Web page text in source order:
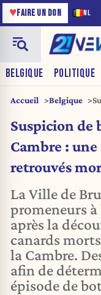
NL
♥FAIRE UN DON
BELGIQUE POLITIQUE
Accueil Belgique
Suspicion de
Cambre :
retrouvés
La Ville de
promeneurs
après la
canards
la Cambre.
afin de
épisode de